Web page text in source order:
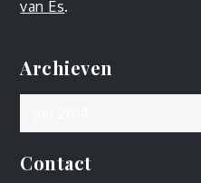
van Es.
Archieven
Contact